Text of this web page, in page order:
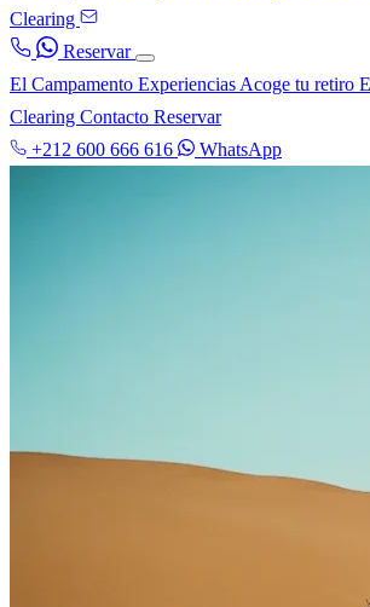
Clearing
Reservar
El Campamento Experiencias Acoge tu retiro
Clearing Contacto Reservar
+212 600 666 616
WhatsApp